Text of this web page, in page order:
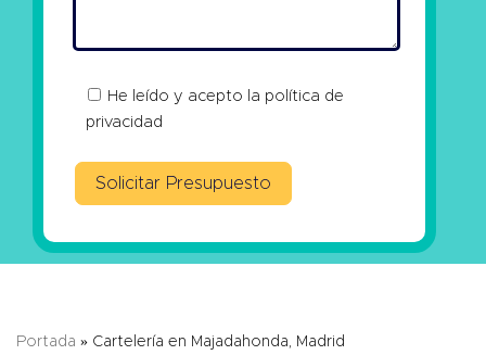
He leído y acepto la política de
privacidad
Portada » Cartelería en Majadahonda, Madrid